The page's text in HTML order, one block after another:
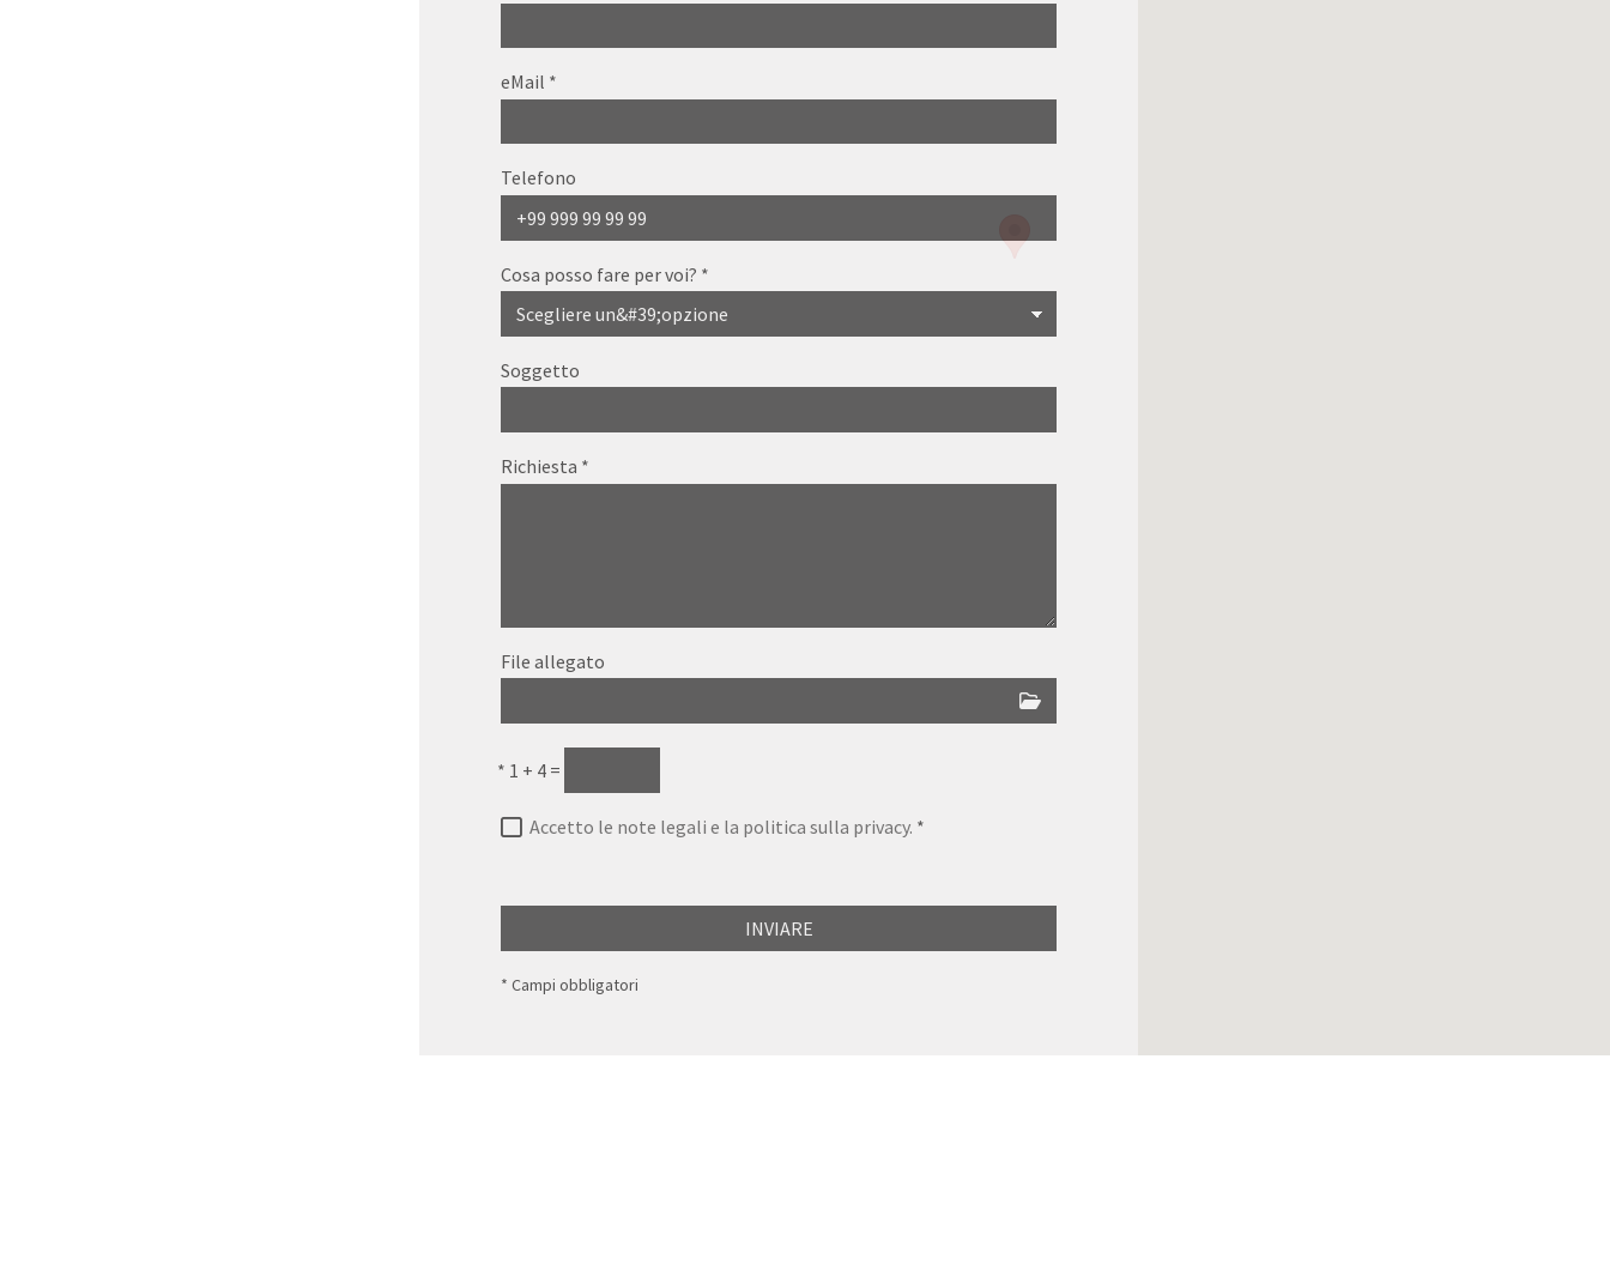
eMail *
Telefono
Cosa posso fare per voi? *
Soggetto
Richiesta *
File allegato
* 1 + 4 =
Accetto le note legali e la politica sulla privacy. *
INVIARE
* Campi obbligatori